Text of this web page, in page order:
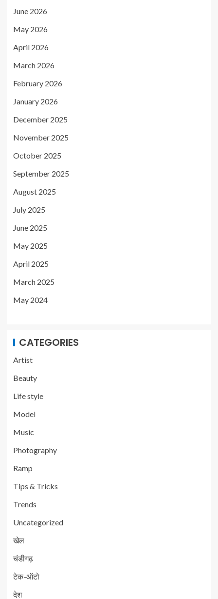
June 2026
May 2026
April 2026
March 2026
February 2026
January 2026
December 2025
November 2025
October 2025
September 2025
August 2025
July 2025
June 2025
May 2025
April 2025
March 2025
May 2024
CATEGORIES
Artist
Beauty
Life style
Model
Music
Photography
Ramp
Tips & Tricks
Trends
Uncategorized
खेल
चंडीगढ़
टेक-ऑटो
देश